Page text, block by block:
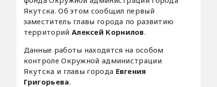
Якутска. Об этом сообщил первый
заместитель главы города по развитию
территорий Алексей Корнилов.
Данные работы находятся на особом
контроле Окружной администрации
Якутска и главы города Евгения
Григорьева.